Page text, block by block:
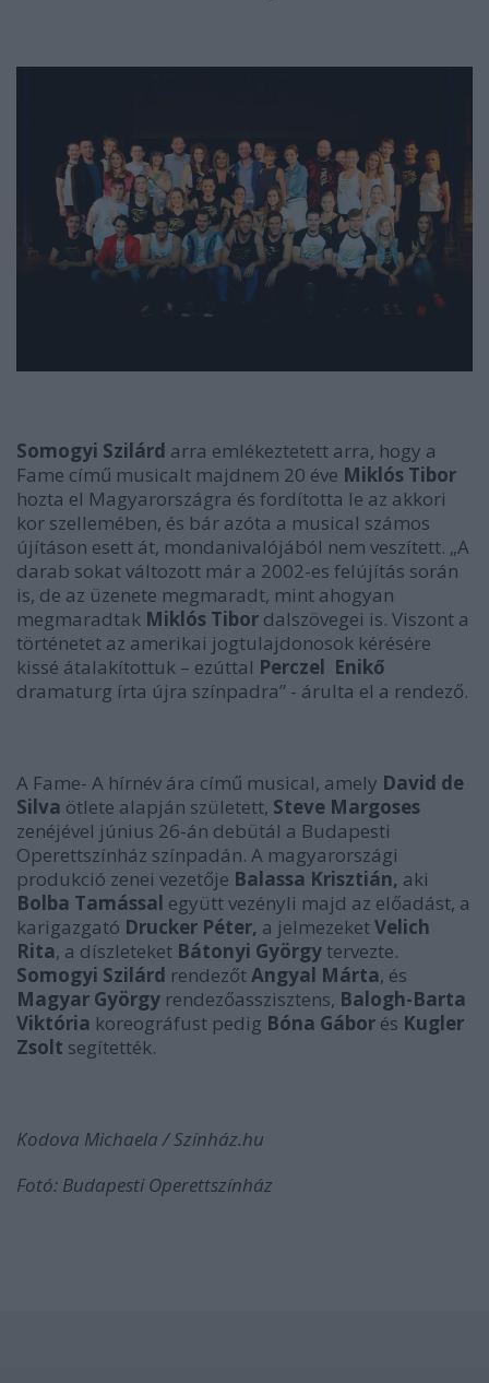
Somogyi Szilárd arra emlékeztetett arra, hogy a
Fame című musicalt majdnem 20 éve Miklós Tibor
hozta el Magyarországra és fordította le az akkori
kor szellemében, és bár azóta a musical számos
újításon esett át, mondanivalójából nem veszített. „A
darab sokat változott már a 2002-es felújítás során
is, de az üzenete megmaradt, mint ahogyan
megmaradtak Miklós Tibor dalszövegei is. Viszont a
történetet az amerikai jogtulajdonosok kérésére
kissé átalakítottuk – ezúttal Perczel Enikő
dramaturg írta újra színpadra” - árulta el a rendező.
A Fame- A hírnév ára című musical, amely David de
Silva ötlete alapján született, Steve Margoses
zenéjével június 26-án debütál a Budapesti
Operettszínház színpadán. A magyarországi
produkció zenei vezetője Balassa Krisztián, aki
Bolba Tamással együtt vezényli majd az előadást, a
karigazgató Drucker Péter, a jelmezeketVelich
Rita, a díszleteket Bátonyi György tervezte.
Somogyi Szilárd rendezőtAngyal Márta, és
Magyar György rendezőasszisztens, Balogh-Barta
Viktória koreográfust pedig Bóna Gábor és Kugler
Zsolt segítették.
Kodova Michaela / Színház.hu
Fotó: Budapesti Operettszínház